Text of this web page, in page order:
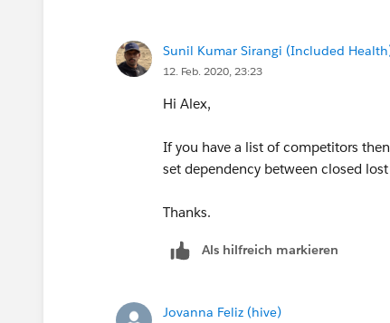
Sunil Kumar Sirangi (Included
12. Feb. 2020, 23:23
Hi Alex,
If you have a list of competitors
set dependency between closed
Thanks.
Als hilfreich markieren
Jovanna Feliz (hive)